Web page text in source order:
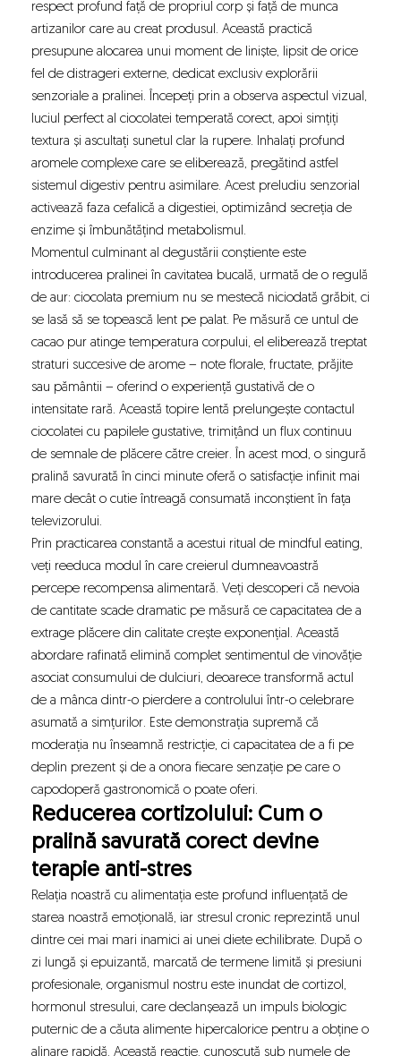
respect profund față de propriul corp și față de munca
artizanilor care au creat produsul. Această practică
presupune alocarea unui moment de liniște, lipsit de orice
fel de distrageri externe, dedicat exclusiv explorării
senzoriale a pralinei. Începeți prin a observa aspectul vizual,
luciul perfect al ciocolatei temperată corect, apoi simțiți
textura și ascultați sunetul clar la rupere. Inhalați profund
aromele complexe care se eliberează, pregătind astfel
sistemul digestiv pentru asimilare. Acest preludiu senzorial
activează faza cefalică a digestiei, optimizând secreția de
enzime și îmbunătățind metabolismul.
Momentul culminant al degustării conștiente este
introducerea pralinei în cavitatea bucală, urmată de o regulă
de aur: ciocolata premium nu se mestecă niciodată grăbit, ci
se lasă să se topească lent pe palat. Pe măsură ce untul de
cacao pur atinge temperatura corpului, el eliberează treptat
straturi succesive de arome – note florale, fructate, prăjite
sau pământii – oferind o experiență gustativă de o
intensitate rară. Această topire lentă prelungește contactul
ciocolatei cu papilele gustative, trimițând un flux continuu
de semnale de plăcere către creier. În acest mod, o singură
pralină savurată în cinci minute oferă o satisfacție infinit mai
mare decât o cutie întreagă consumată inconștient în fața
televizorului.
Prin practicarea constantă a acestui ritual de mindful eating,
veți reeduca modul în care creierul dumneavoastră
percepe recompensa alimentară. Veți descoperi că nevoia
de cantitate scade dramatic pe măsură ce capacitatea de a
extrage plăcere din calitate crește exponențial. Această
abordare rafinată elimină complet sentimentul de vinovăție
asociat consumului de dulciuri, deoarece transformă actul
de a mânca dintr-o pierdere a controlului într-o celebrare
asumată a simțurilor. Este demonstrația supremă că
moderația nu înseamnă restricție, ci capacitatea de a fi pe
deplin prezent și de a onora fiecare senzație pe care o
capodoperă gastronomică o poate oferi.
Reducerea cortizolului: Cum o
pralină savurată corect devine
terapie anti-stres
Relația noastră cu alimentația este profund influențată de
starea noastră emoțională, iar stresul cronic reprezintă unul
dintre cei mai mari inamici ai unei diete echilibrate. După o
zi lungă și epuizantă, marcată de termene limită și presiuni
profesionale, organismul nostru este inundat de cortizol,
hormonul stresului, care declanșează un impuls biologic
puternic de a căuta alimente hipercalorice pentru a obține o
alinare rapidă. Această reacție, cunoscută sub numele de